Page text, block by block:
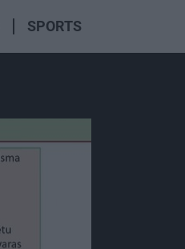
SPORTS